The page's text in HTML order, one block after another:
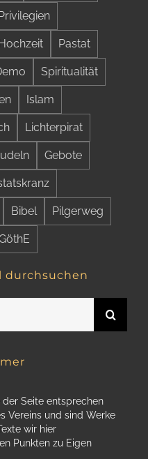
Pastat
Spiritualität
Islam
Lichterpirat
Gebote
Bibel Pilgerweg
durchsuchen
Seite entsprechen
Vereins und sind Werke
wir hier
Punkten zu Eigen